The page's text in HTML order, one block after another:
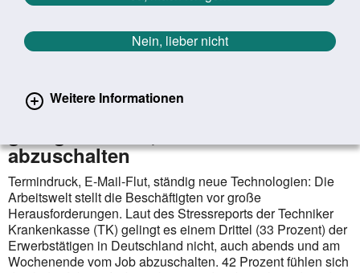
Nein, lieber nicht
Weitere Informationen
Zurück zur Übersicht erster
vorheriger
72/1627
Einem Drittel der Beschäftigten
abzuschalten
Termindruck, E-Mail-Flut, ständig neue Technologien: Die
Arbeitswelt stellt die Beschäftigten vor große
Herausforderungen. Laut des Stressreports der Techniker
Krankenkasse (TK) gelingt es einem Drittel (33 Prozent) der
Erwerbstätigen in Deutschland nicht, auch abends und am
Wochenende vom Job abzuschalten. 42 Prozent fühlen sich